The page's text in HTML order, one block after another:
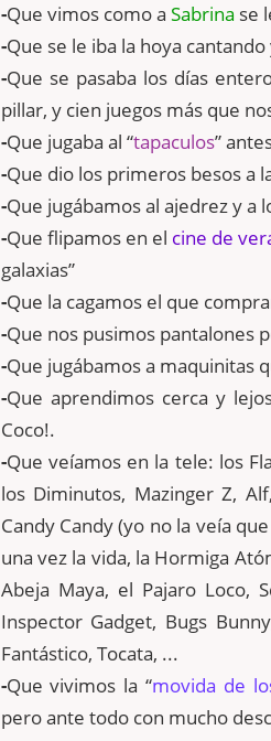
-Que vimos como a Sabrina se
-Que se le iba la hoya
-Que se pasaba los días
pillar, y cien juegos más que
-Que jugaba al “tapaculos”
-Que dio los primeros besos a
-Que jugábamos al ajedrez y a
-Que flipamos en el cine de
galaxias”
-Que la cagamos el que
-Que nos pusimos pantalones
-Que jugábamos a maquinitas
-Que aprendimos cerca y
Coco!.
-Que veíamos en la tele: los
los Diminutos, Mazinger Z,
Candy Candy (yo no la veía
una vez la vida, la Hormiga
Abeja Maya, el Pajaro Loco,
Inspector Gadget, Bugs
Fantástico, Tocata, ...
-Que vivimos la “movida de
pero ante todo con mucho